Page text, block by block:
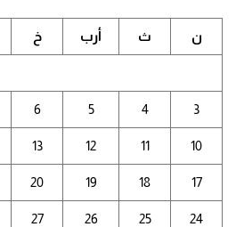
ن ث أرب خ
3
4
5
6
10
11
12
13
17
18
19
20
24
25
26
27